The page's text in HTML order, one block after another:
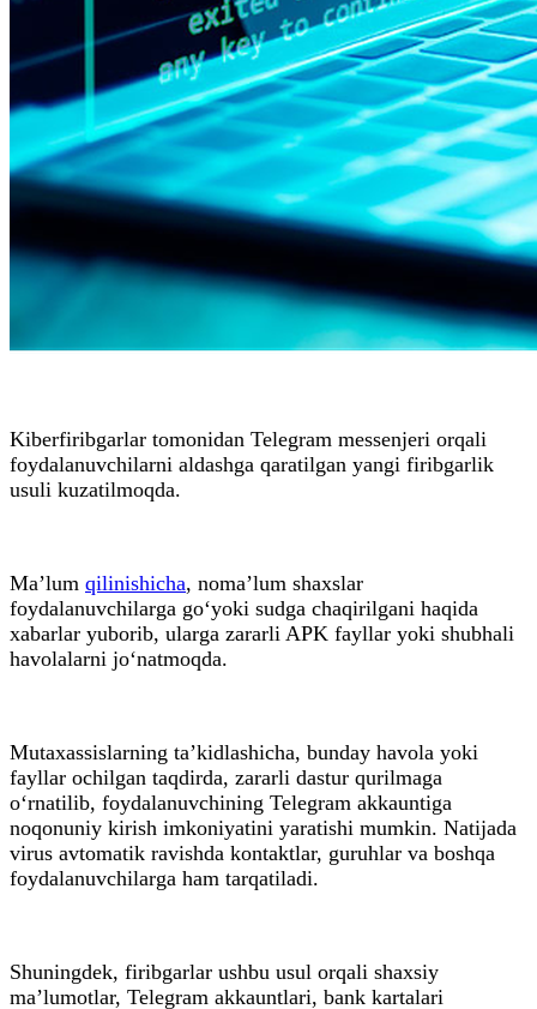
Kiberfiribgarlar tomonidan Telegram messenjeri orqali
foydalanuvchilarni aldashga qaratilgan yangi firibgarlik
usuli kuzatilmoqda.
Ma’lum qilinishicha, noma’lum shaxslar
foydalanuvchilarga go‘yoki sudga chaqirilgani haqida
xabarlar yuborib, ularga zararli APK fayllar yoki shubhali
havolalarni jo‘natmoqda.
Mutaxassislarning ta’kidlashicha, bunday havola yoki
fayllar ochilgan taqdirda, zararli dastur qurilmaga
o‘rnatilib, foydalanuvchining Telegram akkauntiga
noqonuniy kirish imkoniyatini yaratishi mumkin. Natijada
virus avtomatik ravishda kontaktlar, guruhlar va boshqa
foydalanuvchilarga ham tarqatiladi.
Shuningdek, firibgarlar ushbu usul orqali shaxsiy
ma’lumotlar, Telegram akkauntlari, bank kartalari